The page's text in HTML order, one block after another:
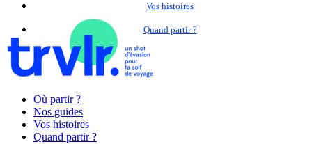
Vos histoires
Quand partir ?
Où partir ?
Nos guides
Vos histoires
Quand partir ?